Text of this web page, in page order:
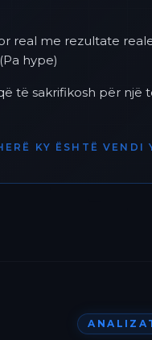
real me rezultate
hype)
të sakrifikosh për një
KY ËSHTË VENDI